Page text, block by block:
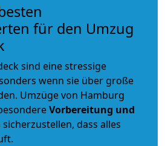
für den Umzug
sind eine stressige
wenn sie über große
Umzüge von Hamburg
Vorbereitung und
sicherzustellen, dass alles